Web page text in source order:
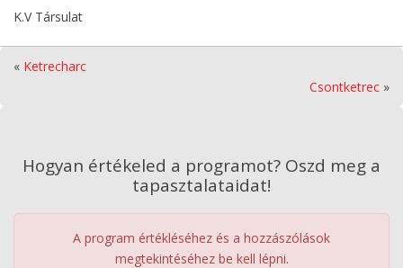
K.V Társulat
« Ketrecharc
Csontketrec »
Hogyan értékeled a programot? Oszd meg a
tapasztalataidat!
A program értékléséhez és a hozzászólások
megtekintéséhez be kell lépni.